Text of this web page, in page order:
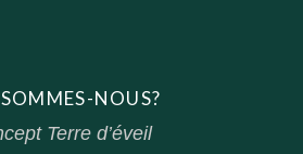
NOUS?
Terre d’éveil